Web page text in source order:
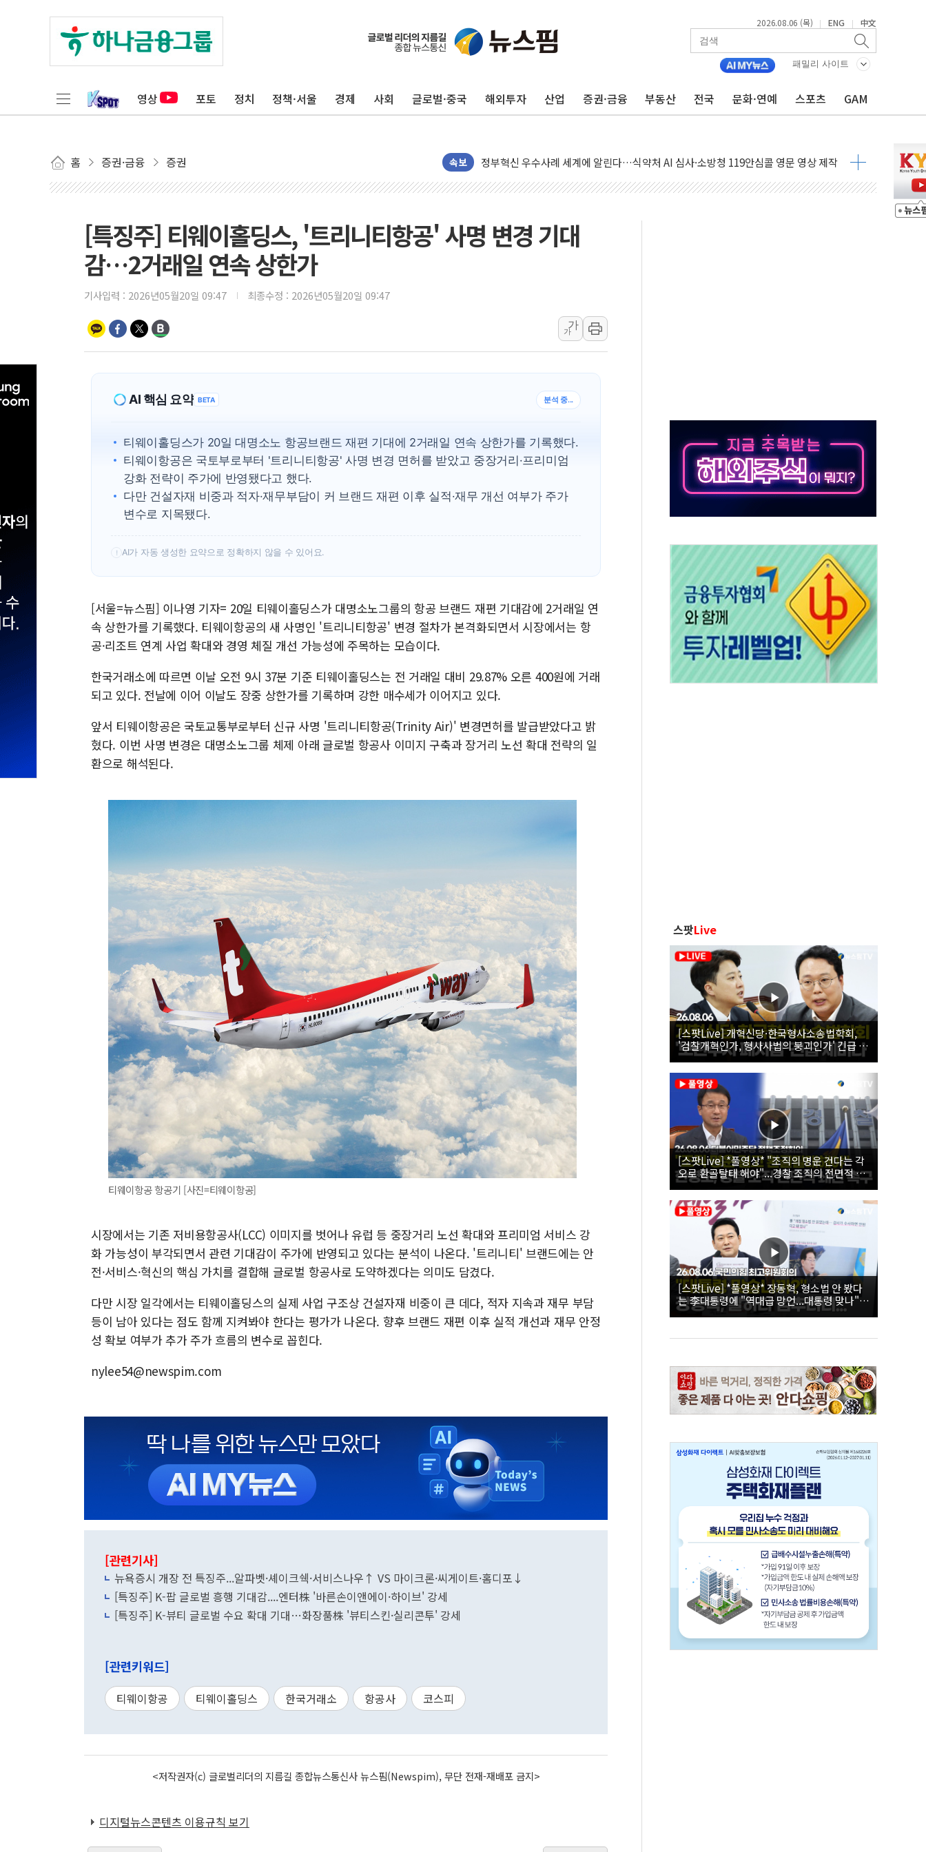
2026.08.06 (목) | ENG | 中文
패밀리 사이트
영상 포토 정치 정책·서울 경제 사회 글로벌·중국 해외투자 산업 증권·금융 부동산 전국 문화·연예 스포츠 GAM
홈 증권·금융 증권 속보
운수업·기업활동 '원스톱'으로...데이터처, 기업 3만1000곳 경제통계조사
[르포] 폭염 속 '자폭 드론' 첫 실사격…미 해병대, 한반도 지형서 FPV 공격훈련 공개
공정위 "국고채 PD 15곳, 관행 아닌 담합…76조2000억 입찰 영향"
정부, 한화오션·에코프로비엠 등 '슈퍼을' 5곳 선정...소부장 핵심기업 추가 육성
국표원, 해외직구 물놀이기구·유아용품 등 94개 제품 안전기준 '부적합'
정부혁신 우수사례 세계에 알린다…식약처 AI 심사·소방청 119안심콜 영문 영상 제작
부모가 정부24에서 자녀 출입국증명서 발급…7일부터 온라인 대리 신청 가능
'달라진 임신·출산·육아 지원 한눈에'…인사처, 공무원 인사제도 안내서 발간
정청래 "2차 TV토론으로 게임 끝…김민석, 신천지 허위신고에 배신 사과 안 해"
[K메이커] 코셔에서 할랄까지…대상, 종가가 넘은 건 국경 아닌 '식문화 장벽'
[특징주] 비철금속 업종 11% 급등…구리 가격 상승 전망 부각
외국인 돌아왔지만 …'삼전·하이닉스'는 사고 급등주는 팔았다
[특징주] 티웨이홀딩스, '트리니티항공' 사명 변경 기대
감…2거래일 연속 상한가
기사입력 : 2026년05월20일 09:47 최종수정 : 2026년05월20일 09:47
가
가
AI 핵심 요약 BETA
티웨이홀딩스가 20일 대명소노 항공브랜드 재편 기대에 2거래일 연속 상한가를 기록했다.
티웨이항공은 국토부로부터 '트리니티항공' 사명 변경 면허를 받았고 중장거리·프리미엄
강화 전략이 주가에 반영됐다고 했다.
다만 건설자재 비중과 적자·재무부담이 커 브랜드 재편 이후 실적·재무 개선 여부가 주가
변수로 지목됐다.
! AI가 자동 생성한 요약으로 정확하지 않을 수 있어요.
[서울=뉴스핌] 이나영 기자= 20일 티웨이홀딩스가 대명소노그룹의 항공 브랜드 재편 기대감에 2거래일 연
속 상한가를 기록했다. 티웨이항공의 새 사명인 '트리니티항공' 변경 절차가 본격화되면서 시장에서는 항
공·리조트 연계 사업 확대와 경영 체질 개선 가능성에 주목하는 모습이다.
한국거래소에 따르면 이날 오전 9시 37분 기준 티웨이홀딩스는 전 거래일 대비 29.87% 오른 400원에 거래
되고 있다. 전날에 이어 이날도 장중 상한가를 기록하며 강한 매수세가 이어지고 있다.
앞서 티웨이항공은 국토교통부로부터 신규 사명 '트리니티항공(Trinity Air)' 변경면허를 발급받았다고 밝
혔다. 이번 사명 변경은 대명소노그룹 체제 아래 글로벌 항공사 이미지 구축과 장거리 노선 확대 전략의 일
환으로 해석된다.
티웨이항공 항공기 [사진=티웨이항공]
시장에서는 기존 저비용항공사(LCC) 이미지를 벗어나 유럽 등 중장거리 노선 확대와 프리미엄 서비스 강
화 가능성이 부각되면서 관련 기대감이 주가에 반영되고 있다는 분석이 나온다. '트리니티' 브랜드에는 안
전·서비스·혁신의 핵심 가치를 결합해 글로벌 항공사로 도약하겠다는 의미도 담겼다.
다만 시장 일각에서는 티웨이홀딩스의 실제 사업 구조상 건설자재 비중이 큰 데다, 적자 지속과 재무 부담
등이 남아 있다는 점도 함께 지켜봐야 한다는 평가가 나온다. 향후 브랜드 재편 이후 실적 개선과 재무 안정
성 확보 여부가 추가 주가 흐름의 변수로 꼽힌다.
nylee54@newspim.com
[관련기사]
뉴욕증시 개장 전 특징주...알파벳·셰이크쉑·서비스나우↑ VS 마이크론·씨게이트·홈디포↓
[특징주] K-팝 글로벌 흥행 기대감....엔터株 '바른손이앤에이·하이브' 강세
[특징주] K-뷰티 글로벌 수요 확대 기대…화장품株 '뷰티스킨·실리콘투' 강세
[관련키워드]
티웨이항공 티웨이홀딩스 한국거래소 항공사 코스피
<저작권자(c) 글로벌리더의 지름길 종합뉴스통신사 뉴스핌(Newspim), 무단 전재-재배포 금지>
디지털뉴스콘텐츠 이용규칙 보기
스팟Live
[스팟Live] 개혁신당·한국형사소송법학회,
'검찰개혁인가, 형사사법의 붕괴인가' 긴급 세
미나｜26.08.06
[스팟Live] *풀영상* "조직의 명운 건다는 각
오로 환골탈태 해야"...경찰 조직의 전면적 쇄
신 촉구한 한병도 | 26.08.06 더불어민주당 정
책조정회의
[스팟Live] *풀영상* 장동혁, 형소법 안 봤다
는 李대통령에 "역대급 망언...대통령 맞나"｜
26.08.06 국민의힘 최고위원회의